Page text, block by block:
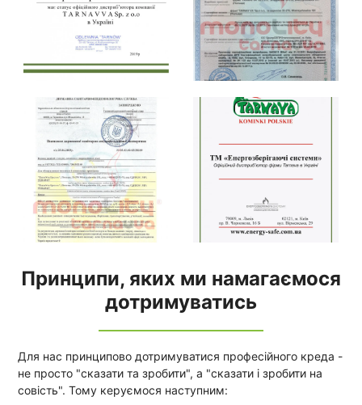
Принципи, яких ми намагаємося
дотримуватись
Для нас принципово дотримуватися професійного креда -
не просто "сказати та зробити", а "сказати і зробити на
совість". Тому керуємося наступним: